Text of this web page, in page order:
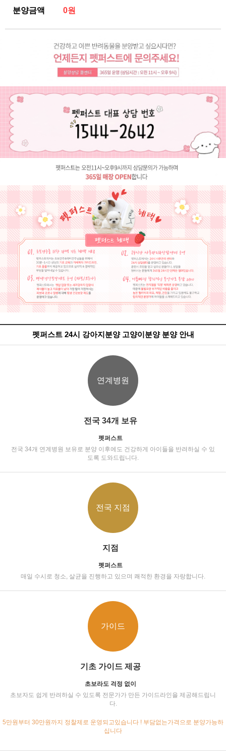
분양금액
0원
펫퍼스트 24시 강아지분양 고양이분양 분양 안내
연계병원
전국 34개 보유
펫퍼스트
전국 34개 연계병원 보유로 분양 이후에도 건강하게 아이들을 반려하실 수 있
도록 도와드립니다.
전국 지점
지점
펫퍼스트
매일 수시로 청소, 살균을 진행하고 있으며 쾌적한 환경을 자랑합니다.
가이드
기초 가이드 제공
초보라도 걱정 없이
초보자도 쉽게 반려하실 수 있도록 전문가가 만든 가이드라인을 제공해드립니
다.
5만원부터 30만원까지 정찰제로 운영되고있습니다 ! 부담없는가격으로 분양가능하
십니다